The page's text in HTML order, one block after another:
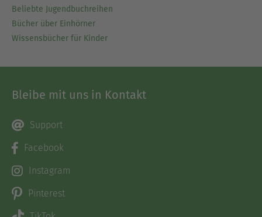
Beliebte Jugendbuchreihen
Bücher über Einhörner
Wissensbücher für Kinder
Bleibe mit uns in Kontakt
Support
Facebook
Instagram
Pinterest